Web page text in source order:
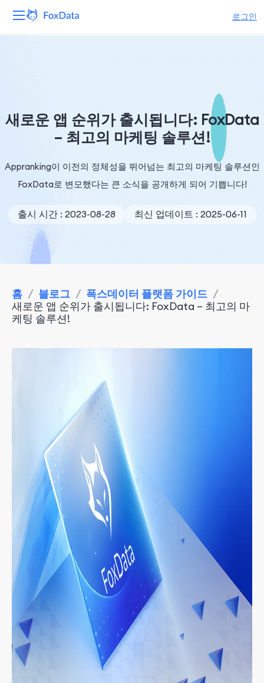
로그인
가격
새로운 앱 순위가 출시됩니다: FoxData
– 최고의 마케팅 솔루션!
Appranking이 이전의 정체성을 뛰어넘는 최고의 마케팅 솔루션인
FoxData로 변모했다는 큰 소식을 공개하게 되어 기쁩니다!
출시 시간 : 2023-08-28 최신 업데이트 : 2025-06-11
홈 / 블로그 / 폭스데이터 플랫폼 가이드 /
새로운 앱 순위가 출시됩니다: FoxData – 최고의 마
케팅 솔루션!